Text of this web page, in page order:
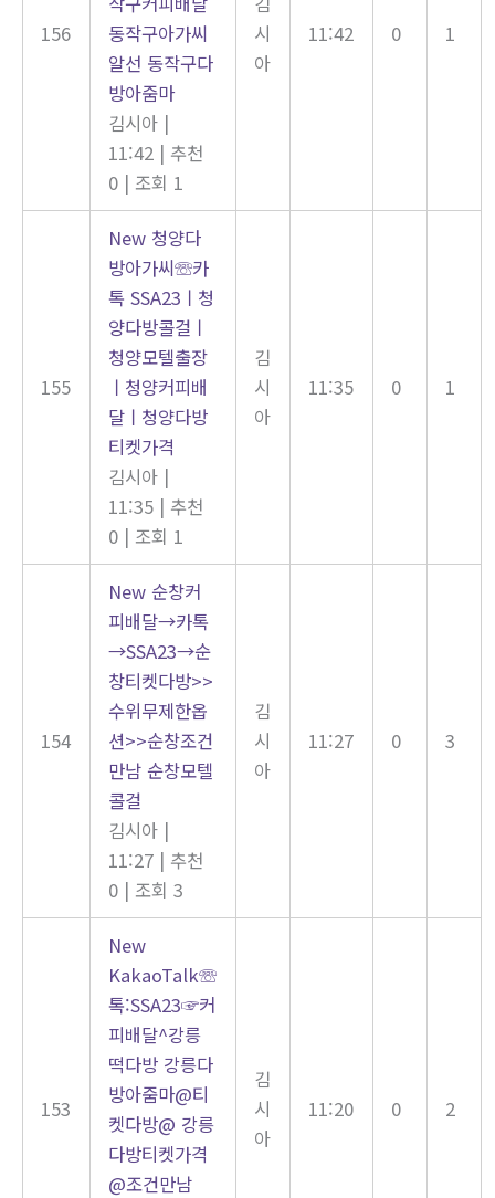
156
동작구아가씨
알선 동작구다
방아줌마
김시아 |
11:42 | 추천
0 | 조회 1
시
아
11:42 0 1
155
New 청양다
방아가씨☏카
톡 SSA23ㅣ청
양다방콜걸ㅣ
청양모텔출장
ㅣ청양커피배
달ㅣ청양다방
티켓가격
김시아 |
11:35 | 추천
0 | 조회 1
김
시
아
11:35 0 1
154
New 순창커
피배달→카톡
→SSA23→순
창티켓다방>>
수위무제한옵
션>>순창조건
만남 순창모텔
콜걸
김시아 |
11:27 | 추천
0 | 조회 3
김
시
아
11:27 0 3
153
New
KakaoTalk☏
톡:SSA23☞커
피배달^강릉
떡다방 강릉다
방아줌마@티
켓다방@ 강릉
다방티켓가격
@조건만남
김
시
아
11:20 0 2